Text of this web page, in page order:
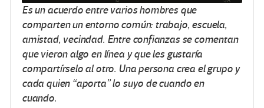
Es un acuerdo entre varios hombres que
comparten un entorno común: trabajo, escuela,
amistad, vecindad. Entre confianzas se comentan
que vieron algo en línea y que les gustaría
compartírselo al otro. Una persona crea el grupo y
cada quien “aporta” lo suyo de cuando en
cuando.